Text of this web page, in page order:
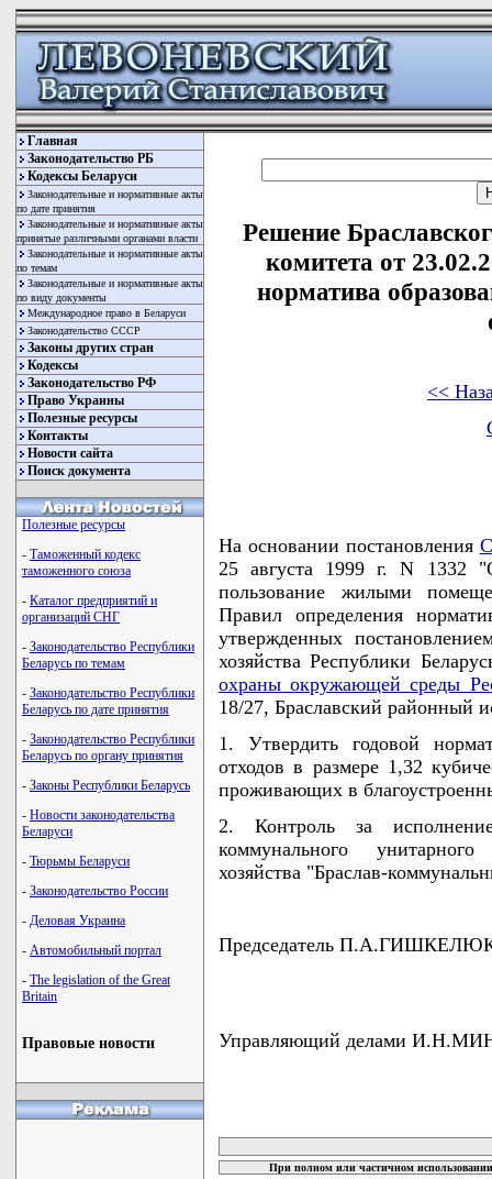
Главная
Законодательство РБ
Кодексы Беларуси
Законодательные и нормативные акты
по дате принятия
Законодательные и нормативные акты
принятые различными органами власти
Законодательные и нормативные акты
по темам
Законодательные и нормативные акты
по виду документы
Международное право в Беларуси
Законодательство СССР
Законы других стран
Кодексы
Законодательство РФ
Право Украины
Полезные ресурсы
Контакты
Новости сайта
Поиск документа
Полезные ресурсы
- Таможенный кодекс
таможенного союза
- Каталог предприятий и
организаций СНГ
- Законодательство Республики
Беларусь по темам
- Законодательство Республики
Беларусь по дате принятия
- Законодательство Республики
Беларусь по органу принятия
- Законы Республики Беларусь
- Новости законодательства
Беларуси
- Тюрьмы Беларуси
- Законодательство России
- Деловая Украина
- Автомобильный портал
- The legislation of the Great
Britain
Правовые новости
Решение
комитета от
норматива
<<
На основании постановления
25 августа 1999 г. N 1332
пользование жилыми
Правил определения
утвержденных
хозяйства Республики
охраны окружающей среды
18/27, Браславский
1. Утвердить годовой
отходов в размере 1,32
проживающих в
2. Контроль за
коммунального
хозяйства "Браслав-
Председатель
Управляющий делами
При полном или частичном